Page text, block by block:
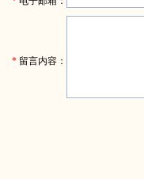
* 留言内容：